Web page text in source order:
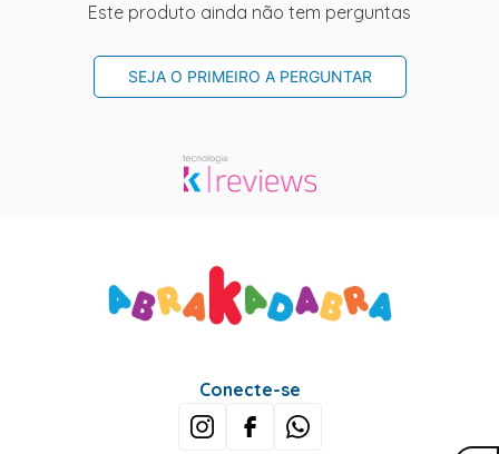
Este produto ainda não tem perguntas
SEJA O PRIMEIRO A PERGUNTAR
Conecte-se